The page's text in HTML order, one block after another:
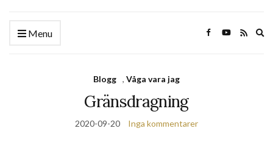
Menu
Blogg , Våga vara jag
Gränsdragning
2020-09-20 Inga kommentarer